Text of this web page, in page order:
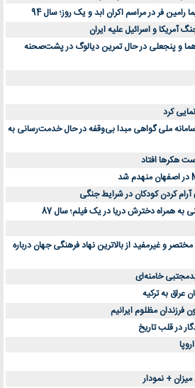
فر در مراسم اکران ابد و یک روز؛ سال 94
و پنجعلی در حال تمرین دیالوگ در پشت‌صحنه
کرد
سامانه ملی گواهی مبدا بی‌وقفه در حال خدمت‌رسانی به
هکرها افتاد
کردن کودکان در شرایط جنگی
به همراه دخترش دریا در یک فیلم؛ سال 87
و غیرمفید از بالاترین نهاد فرهنگی جهان درباره
خامنه‌ای
عراق به ترکیه
فرزندان مظلوم ایرانیم
در قلب تاریخ
+ نمودار